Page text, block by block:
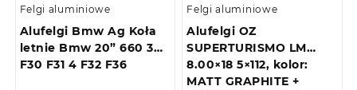
Felgi aluminiowe
Alufelgi Bmw Ag Koła
letnie Bmw 20” 660 3
F30 F31 4 F32 F36
Felgi aluminiowe
Alufelgi OZ
SUPERTURISMO LM
8.00×18 5×112, kolor:
MATT GRAPHITE +